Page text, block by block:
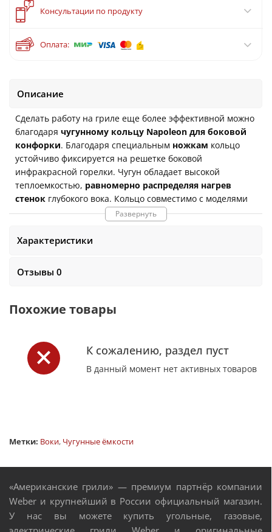
?
Консультации по продукту
Оплата:
Описание
Сделать работу на гриле еще более эффективной можно
благодаря чугунному кольцу Napoleon для боковой
конфорки. Благодаря специальным ножкам кольцо
устойчиво фиксируется на решетке боковой
инфракрасной горелки. Чугун обладает высокой
теплоемкостью, равномерно распределяя нагрев
стенок глубокого вока. Кольцо совместимо с моделями
Napoleon Rogue и Prestige с боковыми
инфракрасными горелками. Размеры:
см Вес:0.9 кг
Развернуть
Характеристики
Отзывы 0
Похожие товары
К сожалению, раздел пуст
В данный момент нет активных товаров
Метки: Воки, Чугунные ёмкости
«Американские грили» — премиум партнёр компании
Weber и крупнейший в России официальный магазин.
У нас вы можете купить угольные, газовые,